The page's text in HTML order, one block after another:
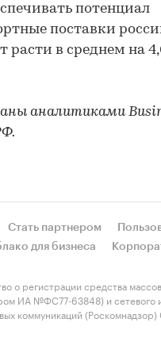
потенциал
поставки
расти в среднем на
аналитиками
Стать партнером
для бизнеса
о регистрации средства
ИА №ФС77-63848) и
коммуникаций